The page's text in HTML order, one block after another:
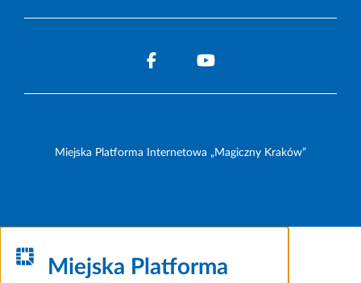
Miejska Platforma Internetowa „Magiczny Kraków”
Miejska Platforma